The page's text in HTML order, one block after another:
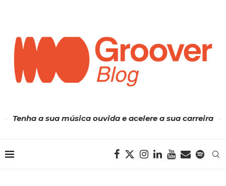
Tenha a sua música ouvida e acelere a sua carreira